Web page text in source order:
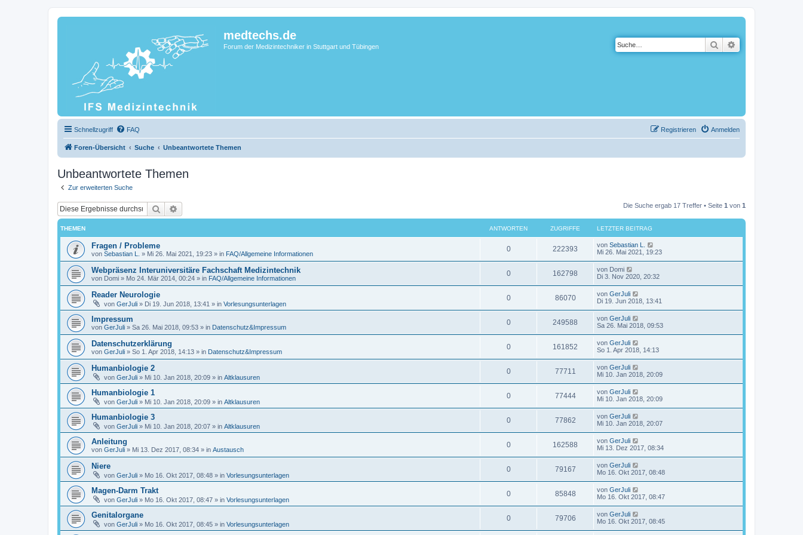
medtechs.de
Forum der Medizintechniker in Stuttgart und Tübingen Suche
Schnellzugriff FAQ Anmelden
Registrieren
Foren-Übersicht Suche Unbeantwortete Themen
Unbeantwortete Themen
Zur erweiterten Suche
Suche Die Suche ergab 17 Treffer • Seite 1 von 1
THEMEN ANTWORTEN ZUGRIFFE LETZTER BEITRAG
Fragen / Probleme
von Sebastian L. » Mi 26. Mai 2021, 19:23 » in FAQ/Allgemeine Informationen
0 222393 von Sebastian L.
Mi 26. Mai 2021, 19:23
Webpräsenz Interuniversitäre Fachschaft Medizintechnik
von Domi » Mo 24. Mär 2014, 00:24 » in FAQ/Allgemeine Informationen
0 162798 von Domi
Di 3. Nov 2020, 20:32
Reader Neurologie
von GerJuli » Di 19. Jun 2018, 13:41 » in Vorlesungsunterlagen
0 86070 von GerJuli
Di 19. Jun 2018, 13:41
Impressum
von GerJuli » Sa 26. Mai 2018, 09:53 » in Datenschutz&Impressum
0 249588 von GerJuli
Sa 26. Mai 2018, 09:53
Datenschutzerklärung
von GerJuli » So 1. Apr 2018, 14:13 » in Datenschutz&Impressum
0 161852 von GerJuli
So 1. Apr 2018, 14:13
Humanbiologie 2
von GerJuli » Mi 10. Jan 2018, 20:09 » in Altklausuren
0 77711 von GerJuli
Mi 10. Jan 2018, 20:09
Humanbiologie 1
von GerJuli » Mi 10. Jan 2018, 20:09 » in Altklausuren
0 77444 von GerJuli
Mi 10. Jan 2018, 20:09
Humanbiologie 3
von GerJuli » Mi 10. Jan 2018, 20:07 » in Altklausuren
0 77862 von GerJuli
Mi 10. Jan 2018, 20:07
Anleitung
von GerJuli » Mi 13. Dez 2017, 08:34 » in Austausch
0 162588 von GerJuli
Mi 13. Dez 2017, 08:34
Niere
von GerJuli » Mo 16. Okt 2017, 08:48 » in Vorlesungsunterlagen
0 79167 von GerJuli
Mo 16. Okt 2017, 08:48
Magen-Darm Trakt
von GerJuli » Mo 16. Okt 2017, 08:47 » in Vorlesungsunterlagen
0 85848 von GerJuli
Mo 16. Okt 2017, 08:47
Genitalorgane
von GerJuli » Mo 16. Okt 2017, 08:45 » in Vorlesungsunterlagen
0 79706 von GerJuli
Mo 16. Okt 2017, 08:45